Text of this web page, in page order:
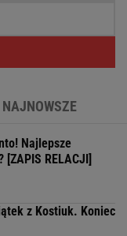
NAJNOWSZE
Najlepsze
RELACJI]
z Kostiuk. Koniec